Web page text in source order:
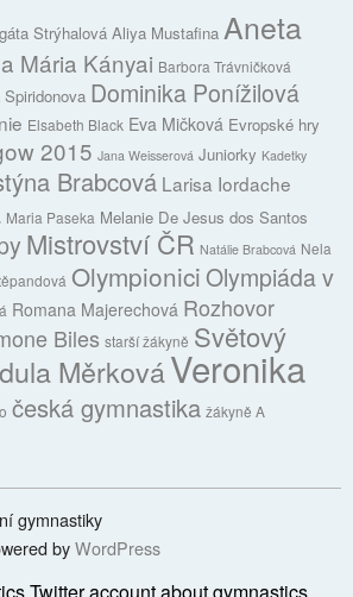
Strýhalová Aliya Mustafina Aneta
Mária Kányai Barbora Trávničková
Spiridonova Dominika Ponížilová
Elsabeth Black Eva Mičková Evropské hry
2015 Jana Weisserová Juniorky Kadetky
Brabcová Larisa Iordache
Maria Paseka Melanie De Jesus dos Santos
Mistrovství ČR Natálie Brabcová Nela
OlympioniciOlympiáda v
Romana Majerechová Rozhovor
Biles starší žákyně Světový
MěrkováVeronika
česká gymnastika žákyně A
gymnastiky
byWordPress